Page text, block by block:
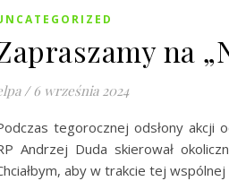
na
/ 6 września 2024
tegorocznej odsłony akcji
Andrzej Duda skierował
aby w trakcie tej